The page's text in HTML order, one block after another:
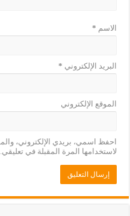
الاسم *
البريد الإلكتروني *
الموقع الإلكتروني
احفظ اسمي، بريدي الإلكتروني،
لاستخدامها المرة المقبلة في تعليقي.